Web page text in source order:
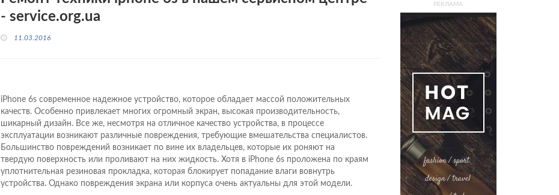
- service.org.ua
11.03.2016
iPhone 6s современное надежное устройство, которое обладает массой положительных
качеств. Особенно привлекает многих огромный экран, высокая производительность,
шикарный дизайн. Все же, несмотря на отличное качество устройства, в процессе
эксплуатации возникают различные повреждения, требующие вмешательства специалистов.
Большинство повреждений возникает по вине их владельцев, которые их роняют на
твердую поверхность или проливают на них жидкость. Хотя в iPhone 6s проложена по краям
уплотнительная резиновая прокладка, которая блокирует попадание влаги вовнутрь
устройства. Однако повреждения экрана или корпуса очень актуальны для этой модели.
РЕКЛАМА